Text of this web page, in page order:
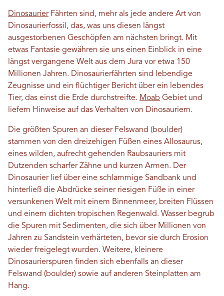
DinosaurierFährten sind, mehr als jede andere Art von
Dinosaurierfossil, das, was uns diesen längst
ausgestorbenen Geschöpfen am nächsten bringt. Mit
etwas Fantasie gewähren sie uns einen Einblick in eine
längst vergangene Welt aus dem Jura vor etwa 150
Millionen Jahren. Dinosaurierfährten sind lebendige
Zeugnisse und ein flüchtiger Bericht über ein lebendes
Tier, das einst die Erde durchstreifte. Moab Gebiet und
liefern Hinweise auf das Verhalten von Dinosauriern.
Die größten Spuren an dieser Felswand (boulder)
stammen von den dreizehigen Füßen eines Allosaurus,
eines wilden, aufrecht gehenden Raubsauriers mit
Dutzenden scharfer Zähne und kurzen Armen. Der
Dinosaurier lief über eine schlammige Sandbank und
hinterließ die Abdrücke seiner riesigen Füße in einer
versunkenen Welt mit einem Binnenmeer, breiten Flüssen
und einem dichten tropischen Regenwald. Wasser begrub
die Spuren mit Sedimenten, die sich über Millionen von
Jahren zu Sandstein verhärteten, bevor sie durch Erosion
wieder freigelegt wurden. Weitere, kleinere
Dinosaurierspuren finden sich ebenfalls an dieser
Felswand (boulder) sowie auf anderen Steinplatten am
Hang.